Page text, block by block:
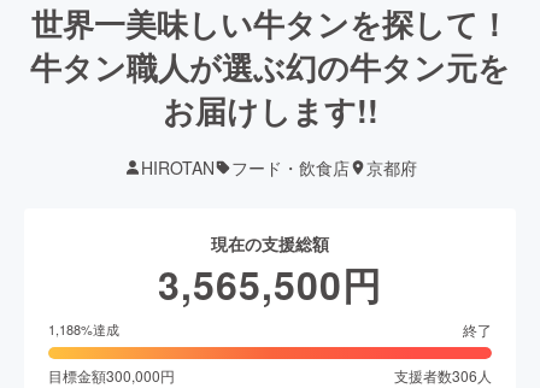
世界一美味しい牛タンを探して！
牛タン職人が選ぶ幻の牛タン元を
お届けします!!
HIROTAN フード・飲食店 京都府
現在の支援総額
3,565,500円
1,188%達成 終了
目標金額300,000円 支援者数306 人